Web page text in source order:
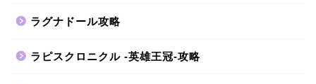
ラグナドール攻略
ラピスクロニクル -英雄王冠-攻略